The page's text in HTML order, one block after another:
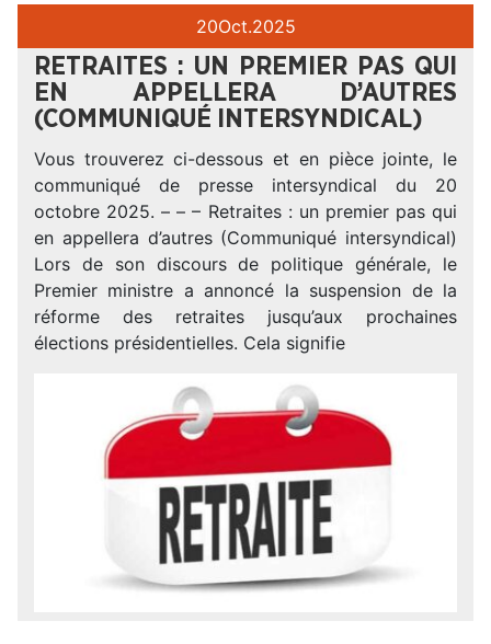
20Oct.2025
RETRAITES : UN PREMIER PAS QUI
EN APPELLERA D’AUTRES
(COMMUNIQUÉ INTERSYNDICAL)
Vous trouverez ci-dessous et en pièce jointe, le
communiqué de presse intersyndical du 20
octobre 2025. – – – Retraites : un premier pas qui
en appellera d’autres (Communiqué intersyndical)
Lors de son discours de politique générale, le
Premier ministre a annoncé la suspension de la
réforme des retraites jusqu’aux prochaines
élections présidentielles. Cela signifie